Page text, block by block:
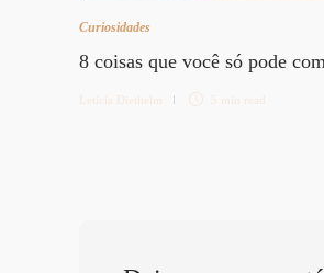
Curiosidades
8 coisas que você só pode
Letícia Diethelm 5 min read